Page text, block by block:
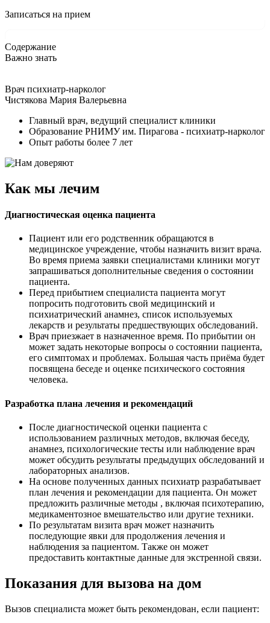
Записаться на прием
Содержание
Важно знать
Врач психиатр-нарколог
Чистякова Мария Валерьевна
Главный врач, ведущий специалист клиники
Образование РНИМУ им. Пирагова - психиатр-нарколог
Опыт работы более 7 лет
Как мы лечим
Диагностическая оценка пациента
Пациент или его родственник обращаются в
медицинское учреждение, чтобы назначить визит врача.
Во время приема заявки специалистами клиники могут
запрашиваться дополнительные сведения о состоянии
пациента.
Перед прибытием специалиста пациента могут
попросить подготовить свой медицинский и
психиатрический анамнез, список используемых
лекарств и результаты предшествующих обследований.
Врач приезжает в назначенное время. По прибытии он
может задать некоторые вопросы о состоянии пациента,
его симптомах и проблемах. Большая часть приёма будет
посвящена беседе и оценке психического состояния
человека.
Разработка плана лечения и рекомендаций
После диагностической оценки пациента с
использованием различных методов, включая беседу,
анамнез, психологические тесты или наблюдение врач
может обсудить результаты предыдущих обследований и
лабораторных анализов.
На основе полученных данных психиатр разрабатывает
план лечения и рекомендации для пациента. Он может
предложить различные методы , включая психотерапию,
медикаментозное вмешательство или другие техники.
По результатам визита врач может назначить
последующие явки для продолжения лечения и
наблюдения за пациентом. Также он может
предоставить контактные данные для экстренной связи.
Показания для вызова на дом
Вызов специалиста может быть рекомендован, если пациент: